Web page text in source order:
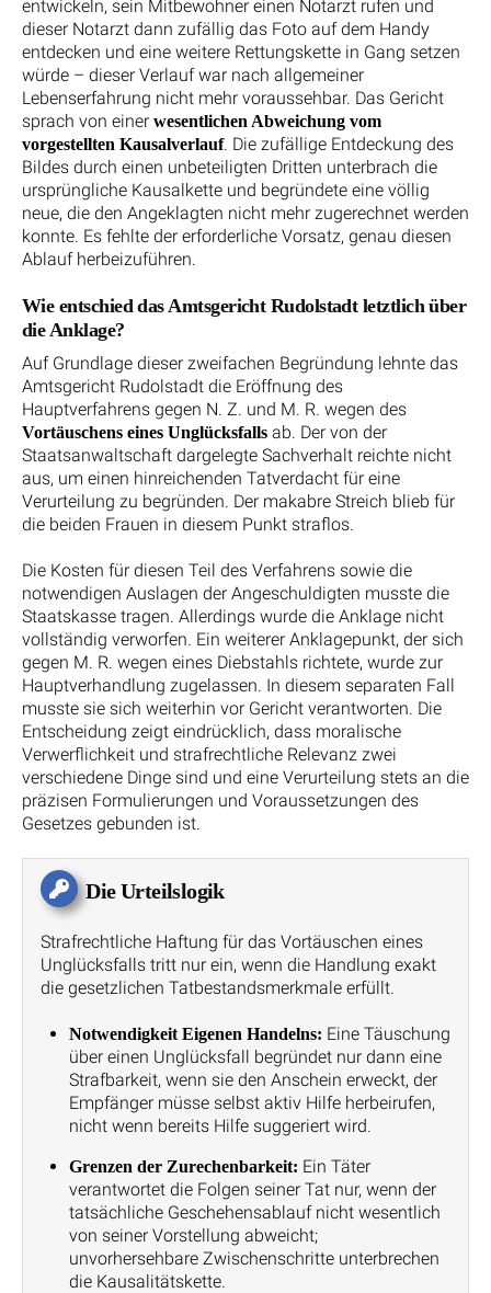
entwickeln, sein Mitbewohner einen Notarzt rufen und
dieser Notarzt dann zufällig das Foto auf dem Handy
entdecken und eine weitere Rettungskette in Gang setzen
würde – dieser Verlauf war nach allgemeiner
Lebenserfahrung nicht mehr voraussehbar. Das Gericht
sprach von einer wesentlichen Abweichung vom
vorgestellten Kausalverlauf. Die zufällige Entdeckung des
Bildes durch einen unbeteiligten Dritten unterbrach die
ursprüngliche Kausalkette und begründete eine völlig
neue, die den Angeklagten nicht mehr zugerechnet werden
konnte. Es fehlte der erforderliche Vorsatz, genau diesen
Ablauf herbeizuführen.
Wie entschied das Amtsgericht Rudolstadt letztlich über
die Anklage?
Auf Grundlage dieser zweifachen Begründung lehnte das
Amtsgericht Rudolstadt die Eröffnung des
Hauptverfahrens gegen N. Z. und M. R. wegen des
Vortäuschens eines Unglücksfalls ab. Der von der
Staatsanwaltschaft dargelegte Sachverhalt reichte nicht
aus, um einen hinreichenden Tatverdacht für eine
Verurteilung zu begründen. Der makabre Streich blieb für
die beiden Frauen in diesem Punkt straflos.
Die Kosten für diesen Teil des Verfahrens sowie die
notwendigen Auslagen der Angeschuldigten musste die
Staatskasse tragen. Allerdings wurde die Anklage nicht
vollständig verworfen. Ein weiterer Anklagepunkt, der sich
gegen M. R. wegen eines Diebstahls richtete, wurde zur
Hauptverhandlung zugelassen. In diesem separaten Fall
musste sie sich weiterhin vor Gericht verantworten. Die
Entscheidung zeigt eindrücklich, dass moralische
Verwerflichkeit und strafrechtliche Relevanz zwei
verschiedene Dinge sind und eine Verurteilung stets an die
präzisen Formulierungen und Voraussetzungen des
Gesetzes gebunden ist.
Die Urteilslogik
Strafrechtliche Haftung für das Vortäuschen eines
Unglücksfalls tritt nur ein, wenn die Handlung exakt
die gesetzlichen Tatbestandsmerkmale erfüllt.
Notwendigkeit Eigenen Handelns: Eine Täuschung
über einen Unglücksfall begründet nur dann eine
Strafbarkeit, wenn sie den Anschein erweckt, der
Empfänger müsse selbst aktiv Hilfe herbeirufen,
nicht wenn bereits Hilfe suggeriert wird.
Grenzen der Zurechenbarkeit: Ein Täter
verantwortet die Folgen seiner Tat nur, wenn der
tatsächliche Geschehensablauf nicht wesentlich
von seiner Vorstellung abweicht;
unvorhersehbare Zwischenschritte unterbrechen
die Kausalitätskette.